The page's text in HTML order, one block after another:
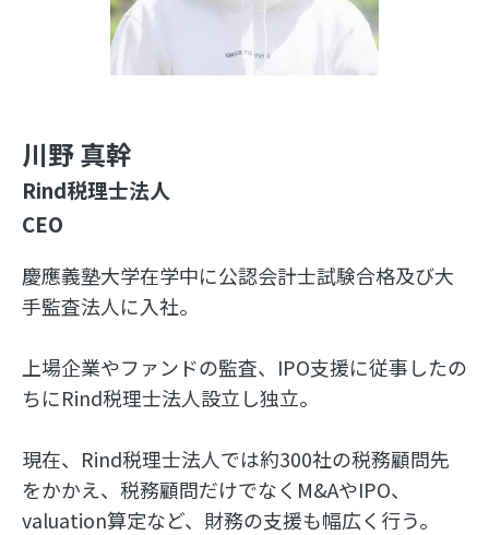
川野 真幹
Rind税理士法人
CEO
慶應義塾大学在学中に公認会計士試験合格及び大
手監査法人に入社。
上場企業やファンドの監査、IPO支援に従事したの
ちにRind税理士法人設立し独立。
現在、Rind税理士法人では約300社の税務顧問先
をかかえ、税務顧問だけでなくM&AやIPO、
valuation算定など、財務の支援も幅広く行う。